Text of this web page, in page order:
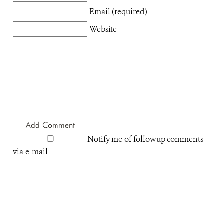
Email (required)
Website
Notify me of followup comments
via e-mail